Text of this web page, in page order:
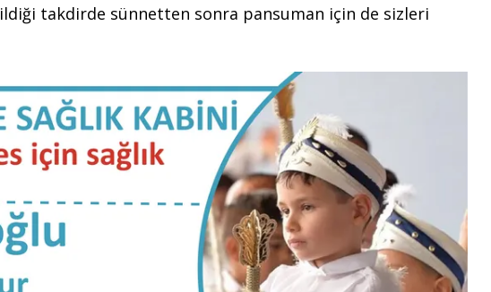
takdirde sünnetten sonra pansuman için de sizleri